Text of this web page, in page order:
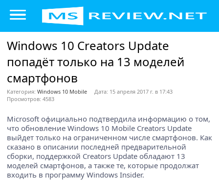
Windows 10 Creators Update
попадёт только на 13 моделей
смартфонов
Категория: Windows 10 Mobile
Дата: 15 апреля 2017 г. в 17:43
Просмотров: 4583
Microsoft официально подтвердила информацию о том,
что обновление Windows 10 Mobile Creators Update
выйдет только на ограниченном числе смартфонов. Как
сказано в описании последней предварительной
сборки, поддержкой Creators Update обладают 13
моделей смартфонов, а также те, которые продолжат
входить в программу Windows Insider.